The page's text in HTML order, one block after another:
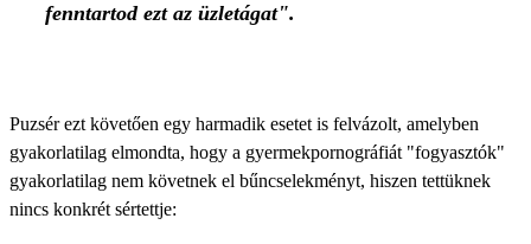
fenntartod ezt az üzletágat".
Puzsér ezt követően egy harmadik esetet is felvázolt, amelyben
gyakorlatilag elmondta, hogy a gyermekpornográfiát "fogyasztók"
gyakorlatilag nem követnek el bűncselekményt, hiszen tettüknek
nincs konkrét sértettje: